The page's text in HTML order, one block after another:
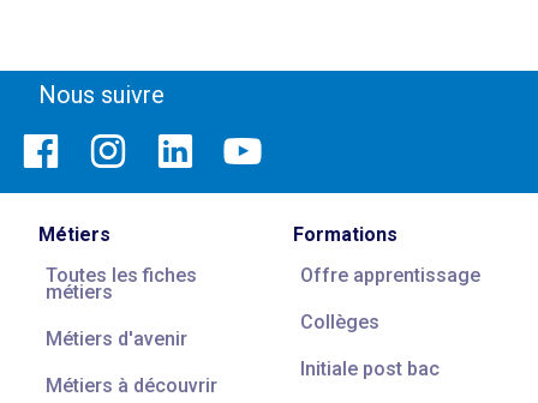
Nous suivre
Métiers
Toutes les fiches
métiers
Métiers d'avenir
Métiers à découvrir
Formations
Offre apprentissage
Collèges
Initiale post bac